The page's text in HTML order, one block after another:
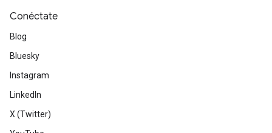
Conéctate
Blog
Bluesky
Instagram
LinkedIn
X (Twitter)